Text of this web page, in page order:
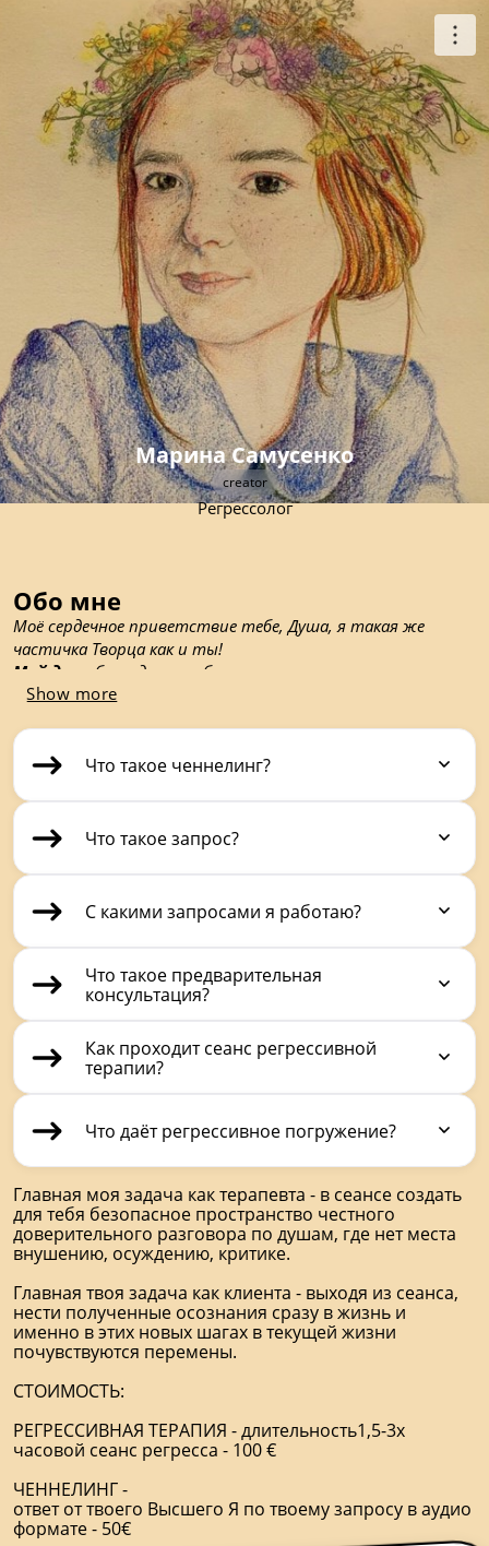
Марина Самусенко
creator
Регрессолог
Обо мне
Моё сердечное приветствие тебе, Душа, я такая же
частичка Творца как и ты!
Мой дар
- благодаря особенностям целительных
вибраций ауры моей души, при нашем взаимодействии у
трансмутации сознания и открыть свою уникальность.
Моя миссия - дать возможность человеку встретиться
со своим внутренним драконом, а перед этим сделать это
самой...
Show more
Что такое ченнелинг?
Что такое запрос?
С какими запросами я работаю?
Что такое предварительная
консультация?
Как проходит сеанс регрессивной
терапии?
Что даёт регрессивное погружение?
Главная моя задача как терапевта - в сеансе создать
для тебя безопасное пространство честного
доверительного разговора по душам, где нет места
внушению, осуждению, критике.
Главная твоя задача как клиента - выходя из сеанса,
нести полученные осознания сразу в жизнь и
именно в этих новых шагах в текущей жизни
почувствуются перемены.
СТОИМОСТЬ:
РЕГРЕССИВНАЯ ТЕРАПИЯ - длительность1,5-3х
часовой сеанс регресса - 100 €
ЧЕННЕЛИНГ -
ответ от твоего Высшего Я по твоему запросу в аудио
формате - 50€